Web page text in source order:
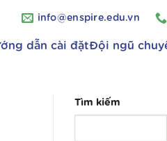
info@enspire.edu.vn
dẫn cài đặtĐội ngũ
Tìm kiếm